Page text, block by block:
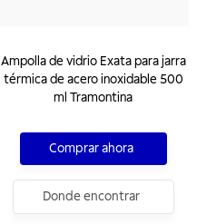
Ampolla de vidrio Exata para jarra
térmica de acero inoxidable 500
ml Tramontina
Comprar ahora
Donde encontrar